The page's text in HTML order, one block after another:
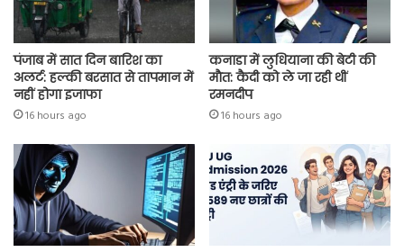
पंजाब में सात दिन बारिश का
अलर्ट: हल्की बरसात से तापमान में
नहीं होगा इजाफा
16 hours ago
कनाडा में लुधियाना की बेटी की
माैत: कैदी को ले जा रही थीं
रमनदीप
16 hours ago